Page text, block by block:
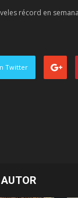
récord en
Twitter